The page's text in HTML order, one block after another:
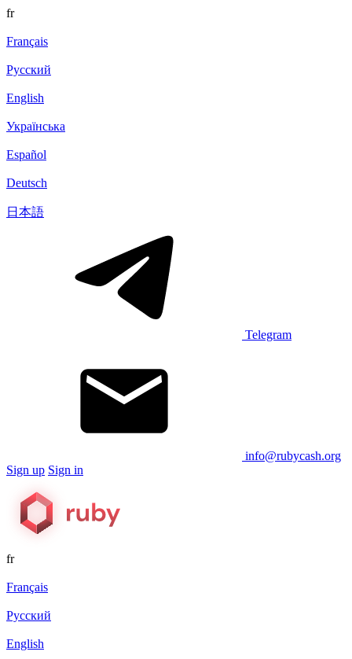
fr
Français
Русский
English
Українська
Español
Deutsch
日本語
Telegram
info@rubycash.org
Sign up Sign in
fr
Français
Русский
English